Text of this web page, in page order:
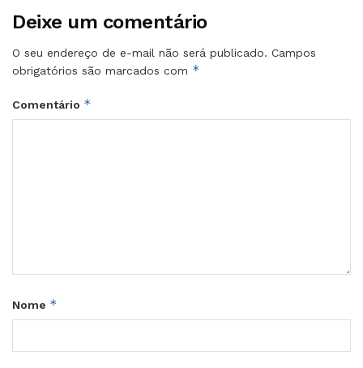
Deixe um comentário
O seu endereço de e-mail não será publicado. Campos
obrigatórios são marcados com *
Comentário *
Nome *